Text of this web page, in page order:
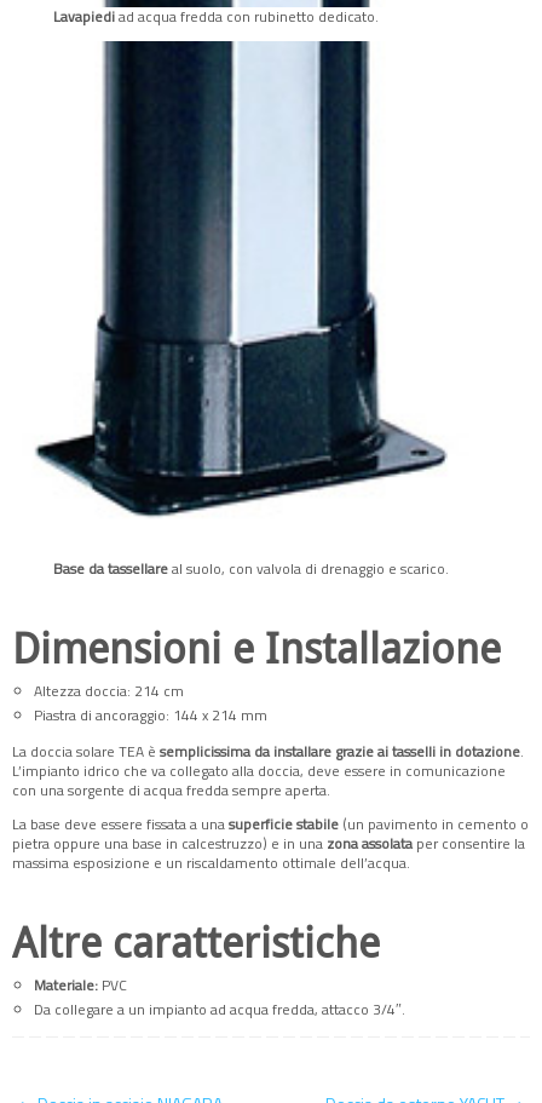
Lavapiediad acqua fredda con rubinetto dedicato.
Base da tassellareal suolo, con valvola di drenaggio e scarico.
Dimensioni e Installazione
Altezza doccia: 214 cm
Piastra di ancoraggio: 144 x 214 mm
La doccia solare TEA è semplicissima da installare grazie ai tasselli in dotazione.
L’impianto idrico che va collegato alla doccia, deve essere in comunicazione
con una sorgente di acqua fredda sempre aperta.
La base deve essere fissata a unasuperficie stabile (un pavimento in cemento o
pietra oppure una base in calcestruzzo) e in una zona assolata per consentire la
massima esposizione e un riscaldamento ottimale dell’acqua.
Altre caratteristiche
Materiale: PVC
Da collegare a un impianto ad acqua fredda, attacco 3/4″.